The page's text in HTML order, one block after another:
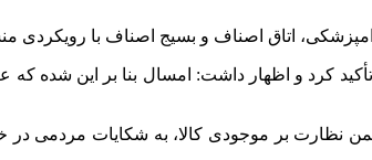
اتاق اصناف و بسیج اصناف با رویکردی
کرد و اظهار داشت: امسال بنا بر این شده که
بر موجودی کالا، به شکایات مردمی در